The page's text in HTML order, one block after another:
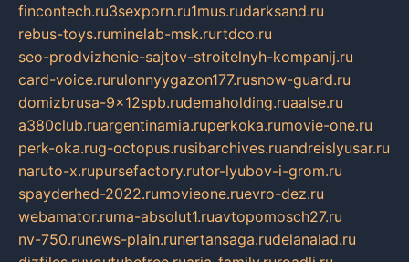
fincontech.ru3sexporn.ru1mus.rudarksand.ru
rebus-toys.ruminelab-msk.rurtdco.ru
seo-prodvizhenie-sajtov-stroitelnyh-kompanij.ru
card-voice.rurulonnyygazon177.rusnow-guard.ru
domizbrusa-9x12spb.rudemaholding.ruaalse.ru
a380club.ruargentinamia.ruperkoka.rumovie-one.ru
perk-oka.rug-octopus.rusibarchives.ruandreislyusar.ru
naruto-x.rupursefactory.rutor-lyubov-i-grom.ru
spayderhed-2022.rumovieone.ruevro-dez.ru
webamator.ruma-absolut1.ruavtopomosch27.ru
nv-750.runews-plain.runertansaga.rudelanalad.ru